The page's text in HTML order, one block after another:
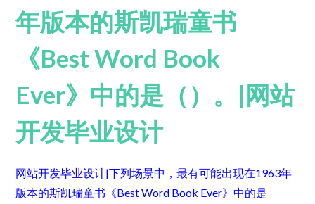
年版本的斯凯瑞童书
《Best Word Book
Ever》中的是（）。|网站
开发毕业设计
网站开发毕业设计|下列场景中，最有可能出现在1963年
版本的斯凯瑞童书《Best Word Book Ever》中的是